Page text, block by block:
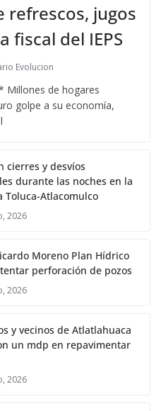
refrescos, jugos
fiscal del IEPS
Evolucion
Millones de hogares
golpe a su economía,
cierres y desvíos
durante las noches en la
Toluca-Atlacomulco
2026
Moreno Plan Hídrico
perforación de pozos
2026
y vecinos de Atlatlahuaca
un mdp en repavimentar
2026